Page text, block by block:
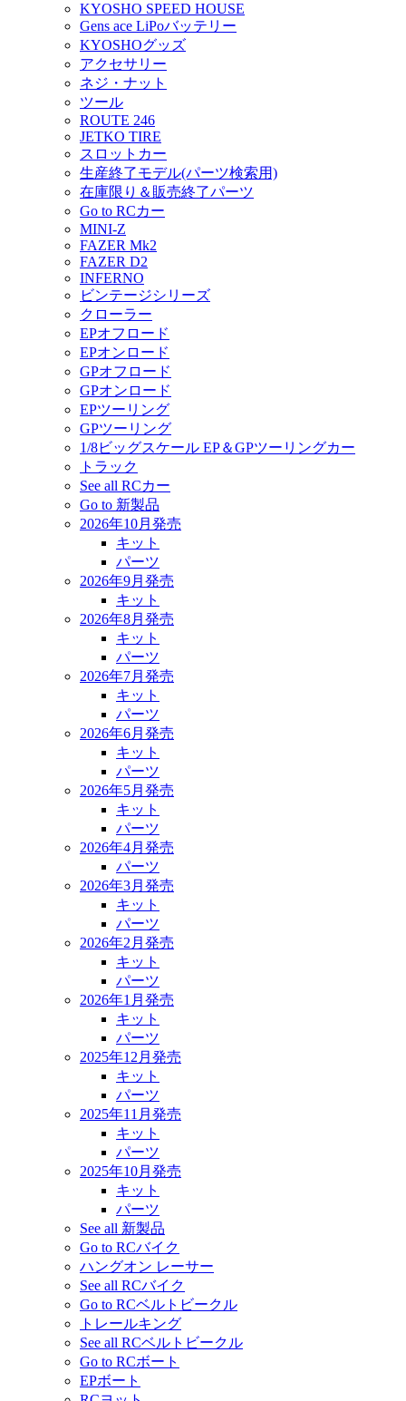
KYOSHO SPEED HOUSE
Gens ace LiPoバッテリー
KYOSHOグッズ
アクセサリー
ネジ・ナット
ツール
ROUTE 246
JETKO TIRE
スロットカー
生産終了モデル(パーツ検索用)
在庫限り＆販売終了パーツ
Go to RCカー
MINI-Z
FAZER Mk2
FAZER D2
INFERNO
ビンテージシリーズ
クローラー
EPオフロード
EPオンロード
GPオフロード
GPオンロード
EPツーリング
GPツーリング
1/8ビッグスケール EP＆GPツーリングカー
トラック
See all RCカー
Go to 新製品
2026年10月発売
キット
パーツ
2026年9月発売
キット
2026年8月発売
キット
パーツ
2026年7月発売
キット
パーツ
2026年6月発売
キット
パーツ
2026年5月発売
キット
パーツ
2026年4月発売
パーツ
2026年3月発売
キット
パーツ
2026年2月発売
キット
パーツ
2026年1月発売
キット
パーツ
2025年12月発売
キット
パーツ
2025年11月発売
キット
パーツ
2025年10月発売
キット
パーツ
See all 新製品
Go to RCバイク
ハングオン レーサー
See all RCバイク
Go to RCベルトビークル
トレールキング
See all RCベルトビークル
Go to RCボート
EPボート